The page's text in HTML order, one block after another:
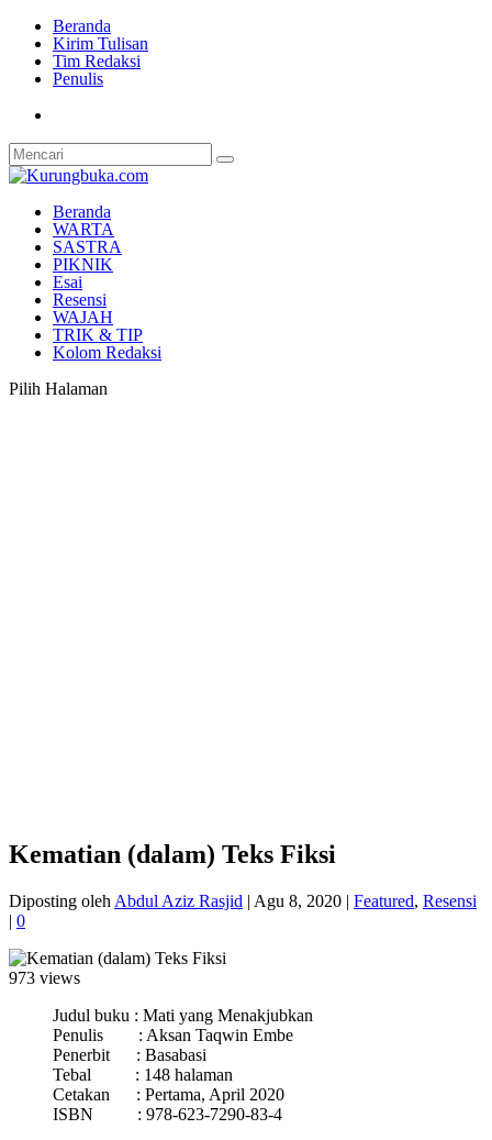
Beranda
Kirim Tulisan
Tim Redaksi
Penulis
Beranda
WARTA
SASTRA
PIKNIK
Esai
Resensi
WAJAH
TRIK & TIP
Kolom Redaksi
Pilih Halaman
Kematian (dalam) Teks Fiksi
Diposting oleh Abdul Aziz Rasjid | Agu 8, 2020 | Featured, Resensi
| 0
973 views
Judul buku : Mati yang Menakjubkan
Penulis : Aksan Taqwin Embe
Penerbit : Basabasi
Tebal : 148 halaman
Cetakan : Pertama, April 2020
ISBN : 978-623-7290-83-4